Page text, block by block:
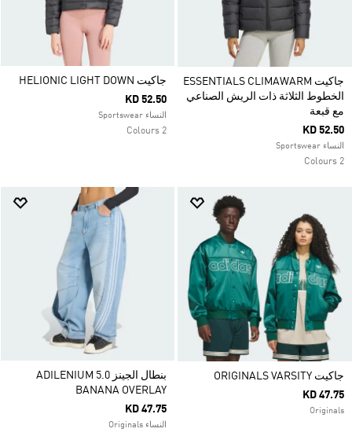
جاكيت ESSENTIALS CLIMAWARM
الخطوط الثلاثة ذات الريش الصناعي
مع قبعة
KD 52.50
النساء Sportswear
2 Colours
جاكيت HELIONIC LIGHT DOWN
KD 52.50
النساء Sportswear
2 Colours
جاكيت ORIGINALS VARSITY
KD 47.75
Originals
بنطال الجينز ADILENIUM 5.0
BANANA OVERLAY
KD 47.75
النساء Originals